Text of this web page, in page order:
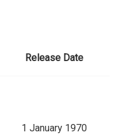
Release Date
1 January 1970